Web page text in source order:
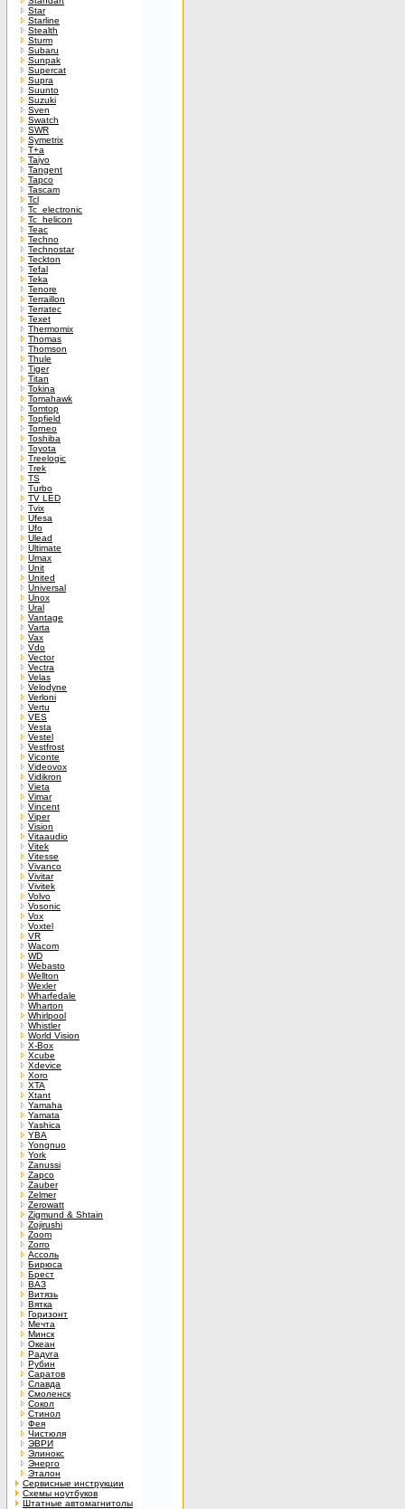
Star
Starline
Stealth
Sturm
Subaru
Sunpak
Supercat
Supra
Suunto
Suzuki
Sven
Swatch
SWR
Symetrix
T+a
Taiyo
Tangent
Tapco
Tascam
Tcl
Tc_electronic
Tc_helicon
Teac
Techno
Technostar
Teckton
Tefal
Teka
Tenore
Terraillon
Terratec
Texet
Thermomix
Thomas
Thomson
Thule
Tiger
Titan
Tokina
Tomahawk
Tomtop
Topfield
Torneo
Toshiba
Toyota
Treelogic
Trek
TS
Turbo
TV LED
Tvix
Ufesa
Ufo
Ulead
Ultimate
Umax
Unit
United
Universal
Unox
Ural
Vantage
Varta
Vax
Vdo
Vector
Vectra
Velas
Velodyne
Verloni
Vertu
VES
Vesta
Vestel
Vestfrost
Viconte
Videovox
Vidikron
Vieta
Vimar
Vincent
Viper
Vision
Vitaaudio
Vitek
Vitesse
Vivanco
Vivitar
Vivitek
Volvo
Vosonic
Vox
Voxtel
VR
Wacom
WD
Webasto
Wellton
Wexler
Wharfedale
Wharton
Whirlpool
Whistler
World Vision
X-Box
Xcube
Xdevice
Xoro
XTA
Xtant
Yamaha
Yamata
Yashica
YBA
Yongnuo
York
Zanussi
Zapco
Zauber
Zelmer
Zerowatt
Zigmund & Shtain
Zojirushi
Zoom
Zorro
Ассоль
Бирюса
Брест
ВАЗ
Витязь
Вятка
Горизонт
Мечта
Минск
Океан
Радуга
Рубин
Саратов
Славда
Смоленск
Сокол
Стинол
Фея
Чистюля
ЭВРИ
Элинокс
Энерго
Эталон
Сервисные инструкции
Схемы ноутбуков
Штатные автомагнитолы